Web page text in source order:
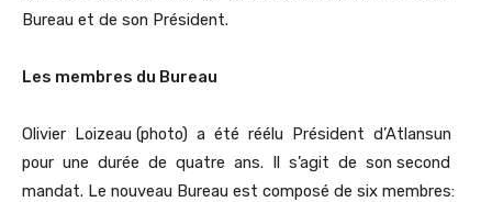
Bureau et de son Président.
Les membres du Bureau
Olivier Loizeau (photo) a été réélu Président d’Atlansun
pour une durée de quatre ans. Il s’agit de son second
mandat. Le nouveau Bureau est composé de six membres: